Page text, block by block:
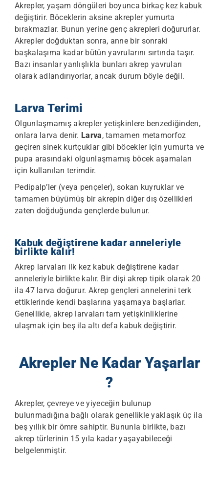
Akrepler, yaşam döngüleri boyunca birkaç kez kabuk
değiştirir. Böceklerin aksine akrepler yumurta
bırakmazlar. Bunun yerine genç akrepleri doğururlar.
Akrepler doğduktan sonra, anne bir sonraki
başkalaşıma kadar bütün yavrularını sırtında taşır.
Bazı insanlar yanlışlıkla bunları akrep yavruları
olarak adlandırıyorlar, ancak durum böyle değil.
Larva Terimi
Olgunlaşmamış akrepler yetişkinlere benzediğinden,
onlara larva denir.Larva, tamamen metamorfoz
geçiren sinek kurtçuklar gibi böcekler için yumurta ve
pupa arasındaki olgunlaşmamış böcek aşamaları
için kullanılan terimdir.
Pedipalp’ler (veya pençeler), sokan kuyruklar ve
tamamen büyümüş bir akrepin diğer dış özellikleri
zaten doğduğunda gençlerde bulunur.
Kabuk değiştirene kadar anneleriyle
birlikte kalır!
Akrep larvaları ilk kez kabuk değiştirene kadar
anneleriyle birlikte kalır. Bir dişi akrep tipik olarak 20
ila 47 larva doğurur. Akrep gençleri annelerini terk
ettiklerinde kendi başlarına yaşamaya başlarlar.
Genellikle, akrep larvaları tam yetişkinliklerine
ulaşmak için beş ila altı defa kabuk değiştirir.
Akrepler Ne Kadar Yaşarlar
?
Akrepler, çevreye ve yiyeceğin bulunup
bulunmadığına bağlı olarak genellikle yaklaşık üç ila
beş yıllık bir ömre sahiptir. Bununla birlikte, bazı
akrep türlerinin 15 yıla kadar yaşayabileceği
belgelenmiştir.